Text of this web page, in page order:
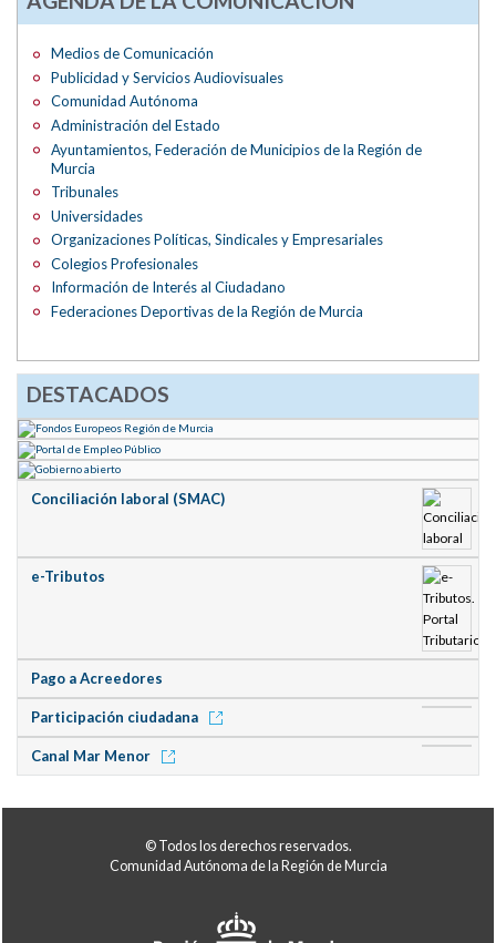
Medios de Comunicación
Publicidad y Servicios Audiovisuales
Comunidad Autónoma
Administración del Estado
Ayuntamientos, Federación de Municipios de la Región de
Murcia
Tribunales
Universidades
Organizaciones Políticas, Sindicales y Empresariales
Colegios Profesionales
Información de Interés al Ciudadano
Federaciones Deportivas de la Región de Murcia
DESTACADOS
Conciliación laboral (SMAC)
e-Tributos
Pago a Acreedores
Participación ciudadana
Canal Mar Menor
© Todos los derechos reservados.
Comunidad Autónoma de la Región de Murcia